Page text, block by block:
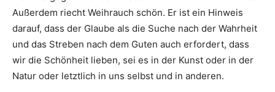
Außerdem riecht Weihrauch schön. Er ist ein Hinweis
darauf, dass der Glaube als die Suche nach der Wahrheit
und das Streben nach dem Guten auch erfordert, dass
wir die Schönheit lieben, sei es in der Kunst oder in der
Natur oder letztlich in uns selbst und in anderen.